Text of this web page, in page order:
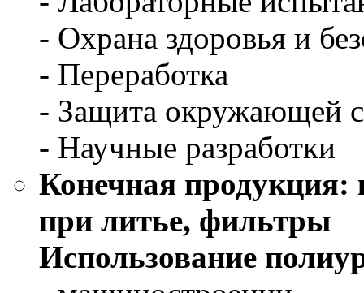
- Охрана здоровья и
- Переработка
- Защита окружающей
- Научные разработки
Конечная продукция:
при литье, фильтры
Использование